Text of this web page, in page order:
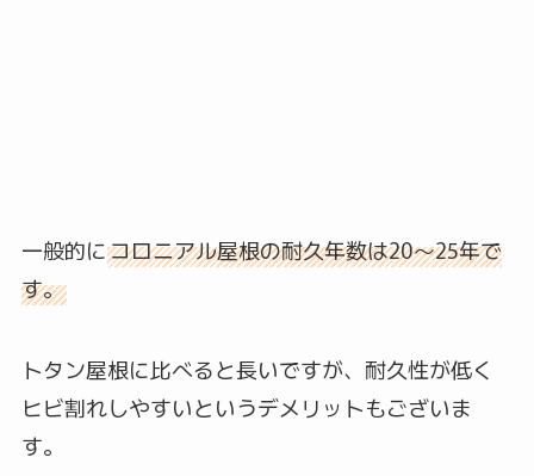
一般的にコロニアル屋根の耐久年数は20～25年で
す。
トタン屋根に比べると長いですが、耐久性が低く
ヒビ割れしやすいというデメリットもございま
す。